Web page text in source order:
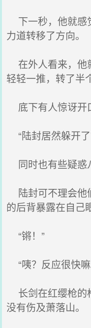
下一秒，他就感
力道转移了方向。
在外人看来，他
轻轻一推，转了半
底下有人惊讶开
“陆封居然躲开了
同时也有些疑惑
陆封可不理会他
的后背暴露在自己
“锵！”
“咦？反应很快嘛
长剑在红缨枪的
没有伤及萧落山。